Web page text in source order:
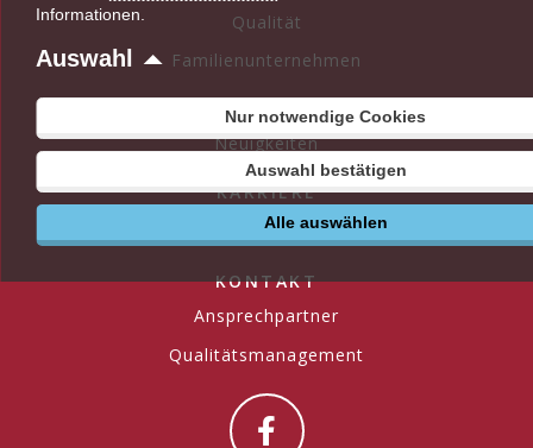
Qualität
Familienunternehmen
AKTUELLES
Neuigkeiten
KARRIERE
Stellenangebote
KONTAKT
Ansprechpartner
Qualitätsmanagement
Informationen.
Auswahl
Nur notwendige Cookies
Auswahl bestätigen
Alle auswählen